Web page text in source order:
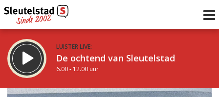
LUISTER LIVE:
De ochtend van Sleutelstad
6.00 - 12.00 uur
STRAKS: